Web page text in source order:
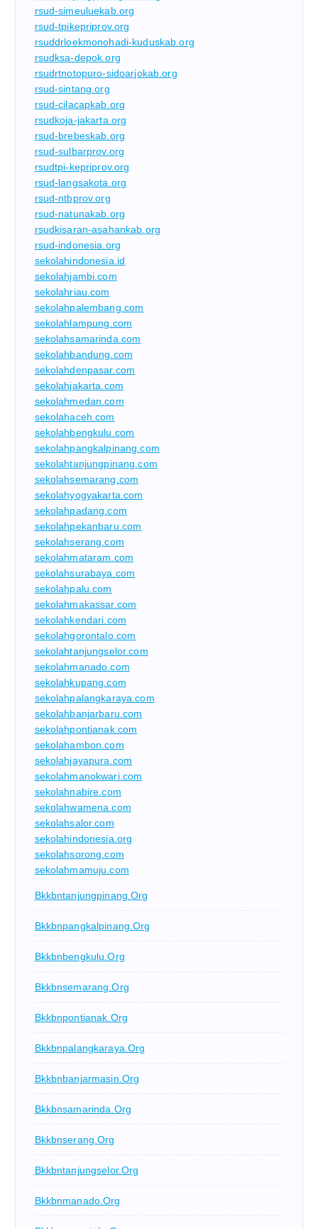
rsud-simeuluekab.org
rsud-tpikepriprov.org
rsuddrloekmonohadi-kuduskab.org
rsudksa-depok.org
rsudrtnotopuro-sidoarjokab.org
rsud-sintang.org
rsud-cilacapkab.org
rsudkoja-jakarta.org
rsud-brebeskab.org
rsud-sulbarprov.org
rsudtpi-kepriprov.org
rsud-langsakota.org
rsud-ntbprov.org
rsud-natunakab.org
rsudkisaran-asahankab.org
rsud-indonesia.org
sekolahindonesia.id
sekolahjambi.com
sekolahriau.com
sekolahpalembang.com
sekolahlampung.com
sekolahsamarinda.com
sekolahbandung.com
sekolahdenpasar.com
sekolahjakarta.com
sekolahmedan.com
sekolahaceh.com
sekolahbengkulu.com
sekolahpangkalpinang.com
sekolahtanjungpinang.com
sekolahsemarang.com
sekolahyogyakarta.com
sekolahpadang.com
sekolahpekanbaru.com
sekolahserang.com
sekolahmataram.com
sekolahsurabaya.com
sekolahpalu.com
sekolahmakassar.com
sekolahkendari.com
sekolahgorontalo.com
sekolahtanjungselor.com
sekolahmanado.com
sekolahkupang.com
sekolahpalangkaraya.com
sekolahbanjarbaru.com
sekolahpontianak.com
sekolahambon.com
sekolahjayapura.com
sekolahmanokwari.com
sekolahnabire.com
sekolahwamena.com
sekolahsalor.com
sekolahindonesia.org
sekolahsorong.com
sekolahmamuju.com
Bkkbntanjungpinang.org
Bkkbnpangkalpinang.org
Bkkbnbengkulu.org
Bkkbnsemarang.org
Bkkbnpontianak.org
Bkkbnpalangkaraya.org
Bkkbnbanjarmasin.org
Bkkbnsamarinda.org
Bkkbnserang.org
Bkkbntanjungselor.org
Bkkbnmanado.org